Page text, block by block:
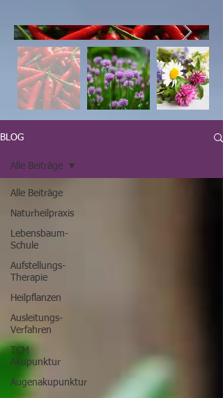
BLOG
Alle Beiträge
Naturheilpraxis
Lebensbaum-
Schule
Aufstellungs-
Therapie
Heilpflanzen
Ausleitungs-
Verfahren
TCM
Akupunktur
Augenakupunktur
Alle Beiträge